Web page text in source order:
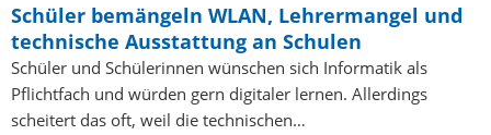
Schüler bemängeln WLAN, Lehrermangel und
technische Ausstattung an Schulen
Schüler und Schülerinnen wünschen sich Informatik als
Pflichtfach und würden gern digitaler lernen. Allerdings
scheitert das oft, weil die technischen…